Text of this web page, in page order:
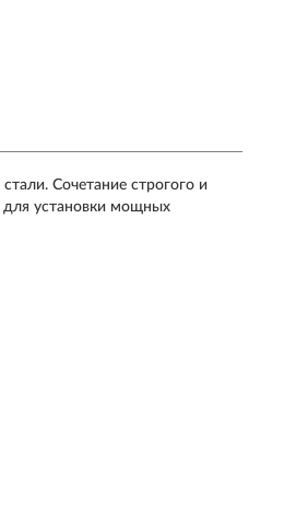
Сочетание строгого и
для установки мощных